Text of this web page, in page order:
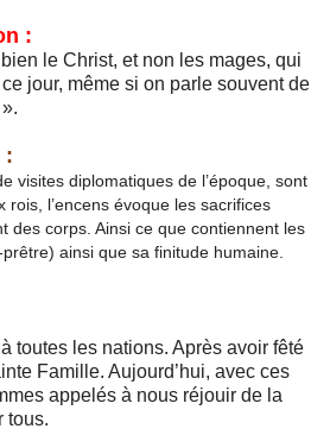
:
le Christ, et non les mages, qui
jour, même si on parle souvent de
:
visites diplomatiques de l’époque, sont
rois, l’encens évoque les sacrifices
des corps. Ainsi ce que contiennent les
ainsi que sa finitude humaine.
toutes les nations. Après avoir fêté
Famille. Aujourd’hui, avec ces
appelés à nous réjouir de la
tous.